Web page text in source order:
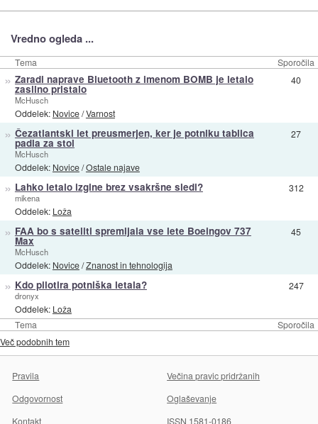
Vredno ogleda ...
Tema Sporočila
Tema Sporočila
» Zaradi naprave Bluetooth z imenom BOMB je letalo
zasilno pristalo
McHusch
Oddelek: Novice/Varnost
40
» Čezatlantski let preusmerjen, ker je potniku tablica
padla za stol
McHusch
Oddelek: Novice/Ostale najave
27
» Lahko letalo izgine brez vsakršne sledi?
mikena
Oddelek: Loža
312
» FAA bo s sateliti spremljala vse lete Boeingov 737
Max
McHusch
Oddelek: Novice/Znanost in tehnologija
45
» Kdo pilotira potniška letala?
dronyx
Oddelek: Loža
247
Več podobnih tem
Pravila
Večina pravic pridržanih
Odgovornost
Oglaševanje
Kontakt
ISSN 1581-0186